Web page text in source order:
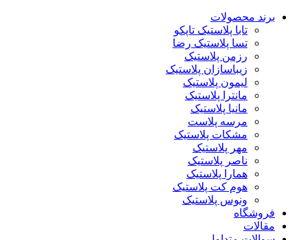
برند محصولات
تابا پلاستیک تاپکو
تسا پلاستیک رضا
رزمن پلاستیک
زیباسازان پلاستیک
لیمون پلاستیک
مانترا پلاستیک
مانیا پلاستیک
مرسه پلاست
مشکات پلاستیک
مهر پلاستیک
ناصر پلاستیک
همارا پلاستیک
هوم کت پلاستیک
ونوس پلاستیک
فروشگاه
مقالات